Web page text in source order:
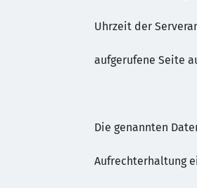
Uhrzeit der
aufgerufene Seite
Die genannten
Aufrechterhaltung